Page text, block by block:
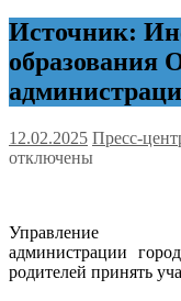
Источник:
образования
12.02.2025 Пресс-
отключены
Управление
администрации
родителей принять